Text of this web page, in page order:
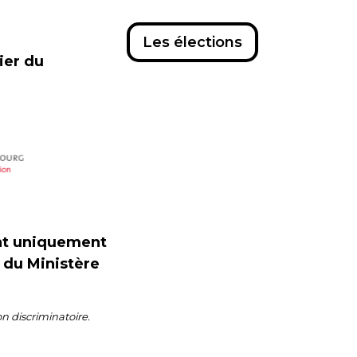
Les élections
du
uniquement
Ministère
discriminatoire.